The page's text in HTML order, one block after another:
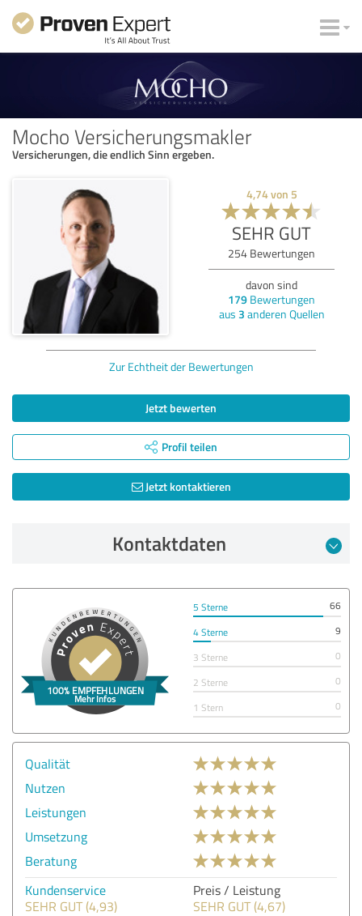
Mocho Versicherungsmakler
Versicherungen, die endlich Sinn ergeben.
4,74von 5
SEHR GUT
254 Bewertungen
davon sind
179 Bewertungen
aus 3 anderen Quellen
Zur Echtheit der Bewertungen
Jetzt bewerten
Profil teilen
Jetzt kontaktieren
Kontaktdaten
5 Sterne
66
4 Sterne
9
3 Sterne
0
2 Sterne
0
1 Stern
0
Qualität
Nutzen
Leistungen
Umsetzung
Beratung
Kundenservice
SEHR GUT (4,93)
Preis / Leistung
SEHR GUT (4,67)